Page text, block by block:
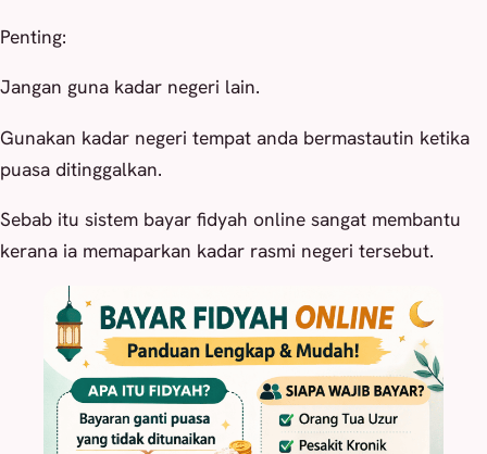
Penting:
Jangan guna kadar negeri lain.
Gunakan kadar negeri tempat anda bermastautin ketika
puasa ditinggalkan.
Sebab itu sistem bayar fidyah online sangat membantu
kerana ia memaparkan kadar rasmi negeri tersebut.